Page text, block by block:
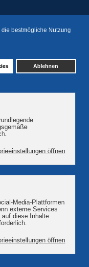
am
und dem